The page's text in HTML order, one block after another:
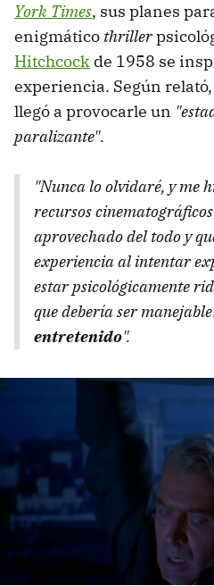
York Times, sus planes
enigmático thriller
Hitchcock de 1958 se
experiencia. Según
llegó a provocarle un
paralizante".
"Nunca lo olvidaré, y me
recursos
aprovechado del todo y
experiencia al intentar
estar psicológicamente
que debería ser
entretenido".